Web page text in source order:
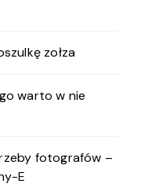
zołza
warto w nie
fotografów –
E